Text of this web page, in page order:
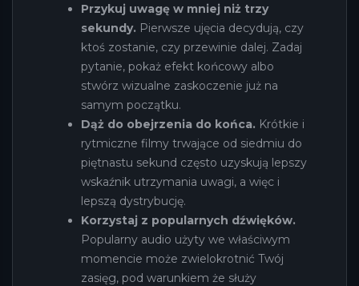
Przykuj uwagę w mniej niż trzy
sekundy. Pierwsze ujęcia decydują, czy
ktoś zostanie, czy przewinie dalej. Zadaj
pytanie, pokaż efekt końcowy albo
stwórz wizualne zaskoczenie już na
samym początku.
Dąż do obejrzenia do końca. Krótkie i
rytmiczne filmy trwające od siedmiu do
piętnastu sekund często uzyskują lepszy
wskaźnik utrzymania uwagi, a więc i
lepszą dystrybucję.
Korzystaj z popularnych dźwięków.
Popularny audio użyty we właściwym
momencie może zwielokrotnić Twój
zasięg, pod warunkiem że służy